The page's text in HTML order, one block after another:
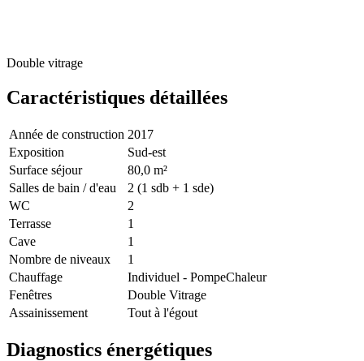
Double vitrage
Caractéristiques détaillées
Année de construction 2017
Exposition
Sud-est
Surface séjour
80,0 m²
Salles de bain / d'eau
2 (1 sdb + 1 sde)
WC
2
Terrasse
1
Cave
1
Nombre de niveaux
1
Chauffage
Individuel - PompeChaleur
Fenêtres
Double Vitrage
Assainissement
Tout à l'égout
Diagnostics énergétiques